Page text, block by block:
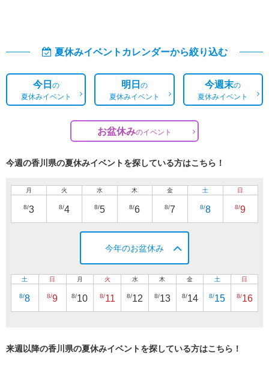
夏休みイベントカレンダーから絞り込む
今日の
夏休みイベント
明日の
夏休みイベント
今週末の
夏休みイベント
お盆休みのイベント
今週の香川県の夏休みイベントを探している方はこちら！
月
8/3
火
8/4
水
8/5
木
8/6
金
8/7
土
8/8
日
8/9
今年のお盆休み
土
8/8
日
8/9
月
8/10
火
8/11
水
8/12
木
8/13
金
8/14
土
8/15
日
8/16
来週以降の香川県の夏休みイベントを探している方はこちら！